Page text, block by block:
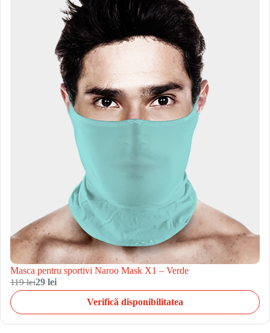
Masca pentru sportivi Naroo Mask X1 – Verde
119 lei29 lei
Verifică disponibilitatea